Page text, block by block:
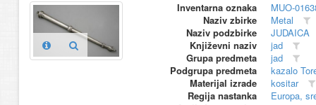
Inventarna oznaka
MUO-
Naziv zbirke
Metal
Naziv podzbirke
JUDAICA
Književni naziv
jad
Grupa predmeta
jad
Podgrupa predmeta
kazalo
Materijal izrade
kositar
Regija nastanka
Europa,